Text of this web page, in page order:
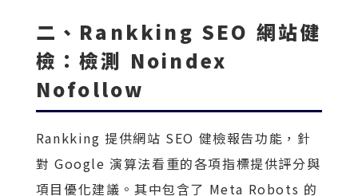
二、Rankking SEO 網站健
檢：檢測 Noindex
Nofollow
Rankking 提供網站 SEO 健檢報告功能，針
對 Google 演算法看重的各項指標提供評分與
項目優化建議。其中包含了 Meta Robots 的